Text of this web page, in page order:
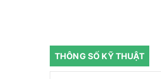
THÔNG SỐ KỸ THUẬT